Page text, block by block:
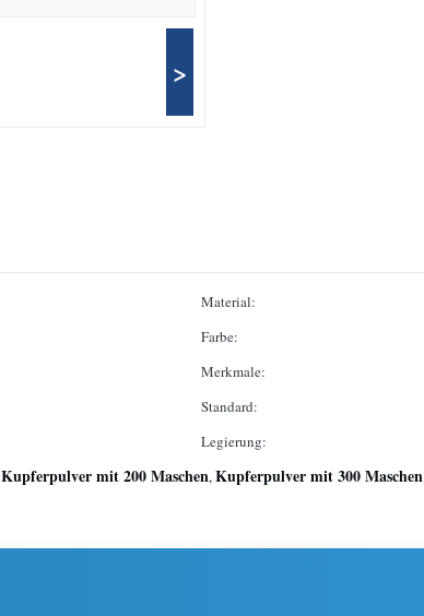
>
Material:
Farbe:
Merkmale:
Standard:
Legierung:
Kupferpulver mit 200 Maschen,Kupferpulver mit 300 Maschen